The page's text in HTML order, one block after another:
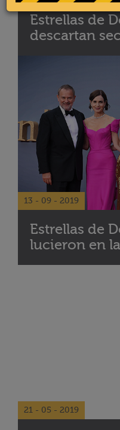
Estrellas de
descartan
13 - 09 - 2019
Estrellas de
lucieron en
21 - 05 - 2019